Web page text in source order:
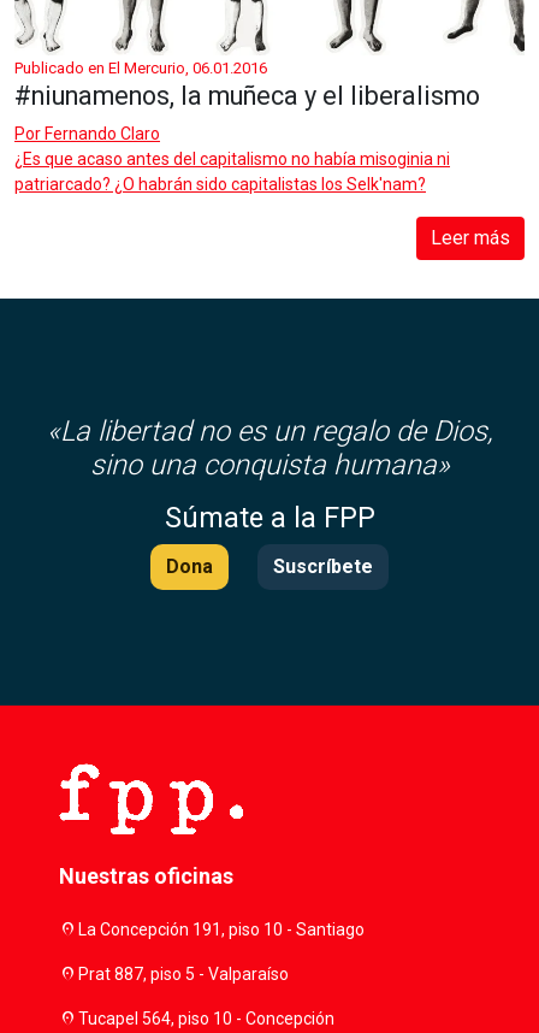
Publicado en El Mercurio, 06.01.2016
#niunamenos, la muñeca y el liberalismo
Por Fernando Claro
¿Es que acaso antes del capitalismo no había misoginia ni
patriarcado? ¿O habrán sido capitalistas los Selk'nam?
Leer más
«La libertad no es un regalo de Dios,
sino una conquista humana»
Súmate a la FPP
Dona Suscríbete
Nuestras oficinas
location_onLa Concepción 191, piso 10 - Santiago
location_onPrat 887, piso 5 - Valparaíso
location_onTucapel 564, piso 10 - Concepción